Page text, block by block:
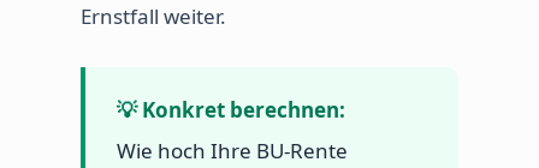
Ernstfall weiter.
💡 Konkret berechnen:
Wie hoch Ihre BU-Rente